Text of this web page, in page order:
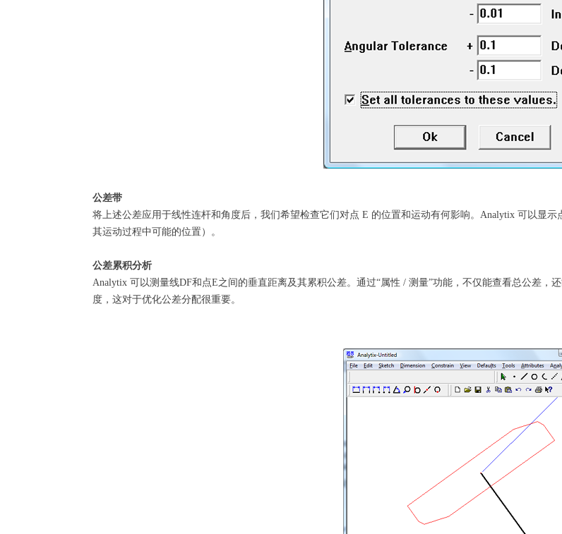
公差带
将上述公差应用于线性连杆和角度后，我们希望检查它们对点 E 的位置和运动有何影响。Analytix 可以显
其运动过程中可能的位置）。
公差累积分析
Analytix 可以测量线DF和点E之间的垂直距离及其累积公差。通过“属性 / 测量”功能，不仅能查看总公差，
度，这对于优化公差分配很重要。